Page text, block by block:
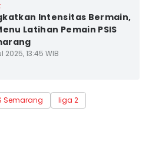
Intensitas Bermain,
Latihan Pemain PSIS
2025, 13:45 WIB
Semarang
liga 2